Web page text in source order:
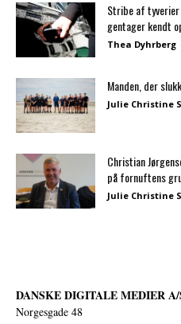
Stribe af
gentager kendt
Thea Dyhrberg
Manden, der
Julie Christine
Christian
på fornuftens
Julie Christine
DANSKE DIGITALE MEDIER A/
Norgesgade 48